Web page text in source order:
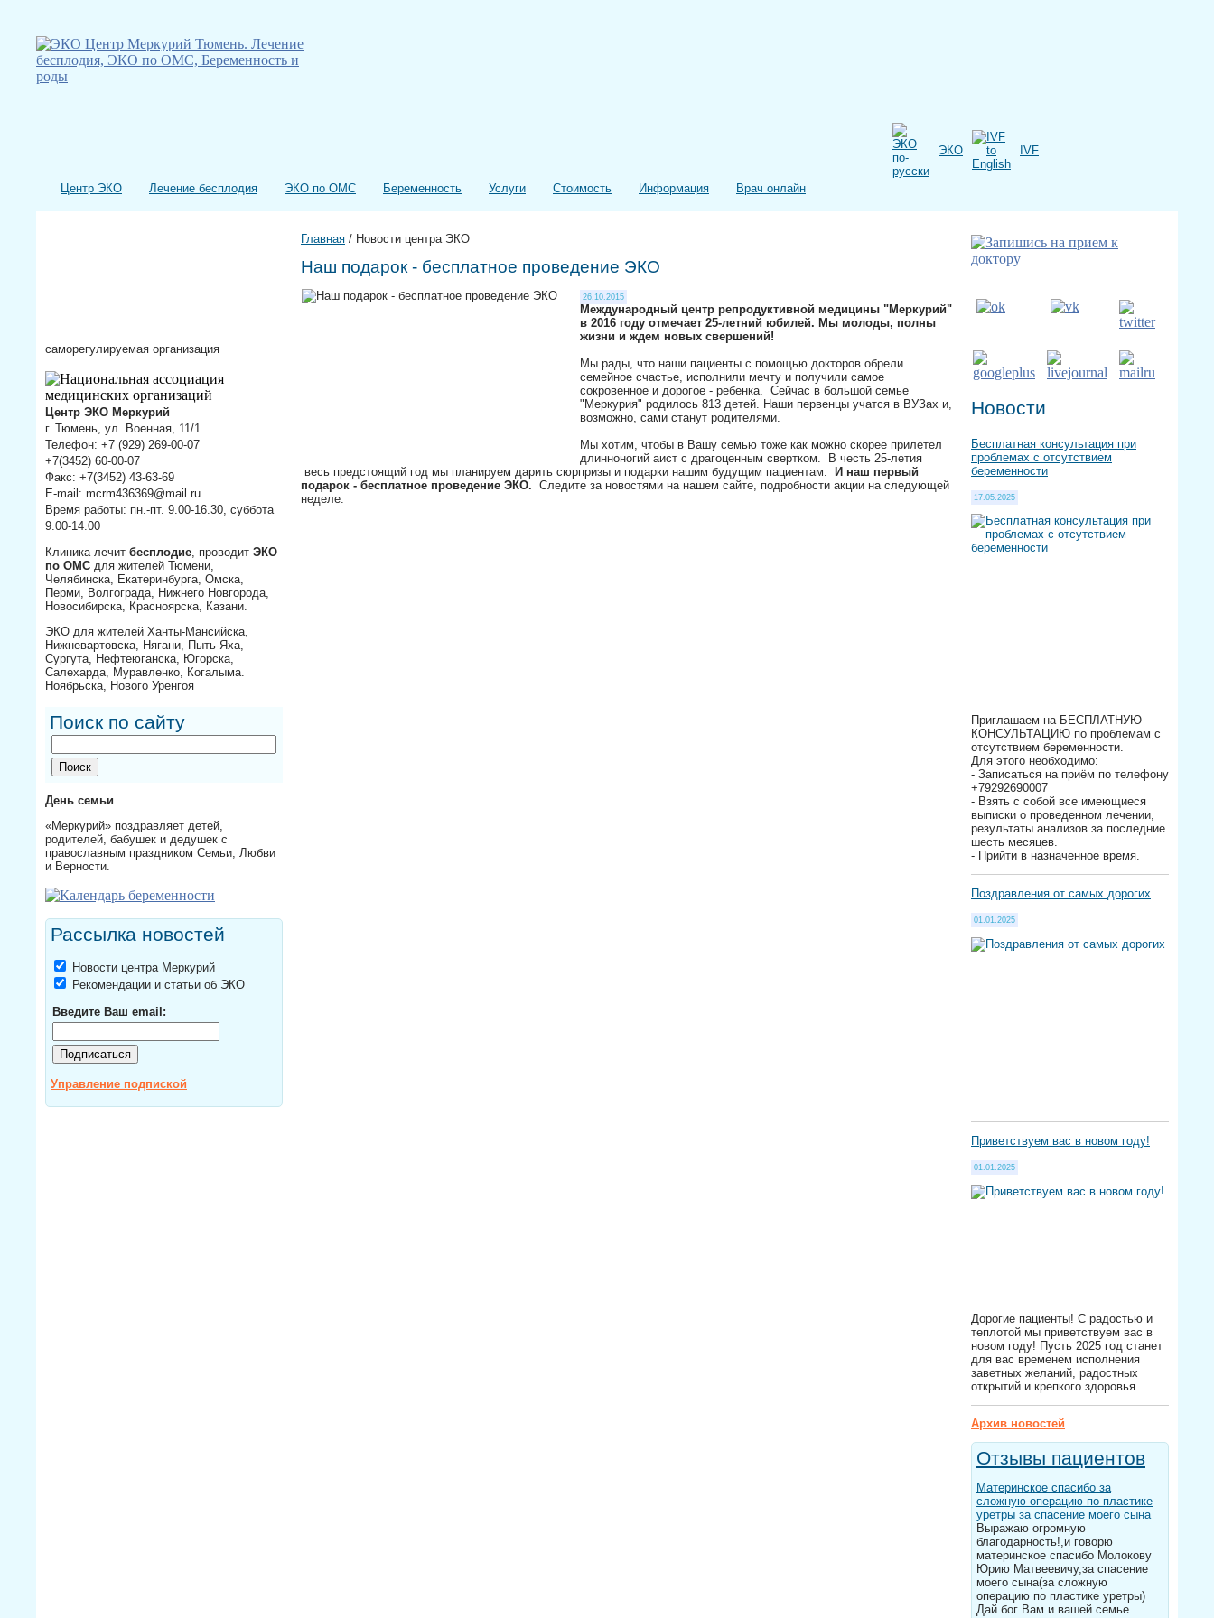
ЭКО IVF
Центр ЭКО Лечение бесплодия ЭКО по ОМС Беременность Услуги Стоимость Информация Врач онлайн
саморегулируемая организация
Центр ЭКО Меркурий
г. Тюмень, ул. Военная, 11/1
Телефон: +7 (929) 269-00-07
+7(3452) 60-00-07
Факс: +7(3452) 43-63-69
E-mail: mcrm436369@mail.ru
Время работы: пн.-пт. 9.00-16.30, суббота
9.00-14.00
Клиника лечит бесплодие , проводит ЭКО
по ОМС для жителей Тюмени,
Челябинска, Екатеринбурга, Омска,
Перми, Волгограда, Нижнего Новгорода,
Новосибирска, Красноярска, Казани.
ЭКО для жителей Ханты-Мансийска,
Нижневартовска, Нягани, Пыть-Яха,
Сургута, Нефтеюганска, Югорска,
Салехарда, Муравленко, Когалыма.
Ноябрьска, Нового Уренгоя
Поиск по сайту
День семьи
«Меркурий» поздравляет детей,
родителей, бабушек и дедушек с
православным праздником Семьи, Любви
и Верности.
Рассылка новостей
Новости центра Меркурий
Рекомендации и статьи об ЭКО
Введите Ваш email:
Управление подпиской
Главная / Новости центра ЭКО
Наш подарок - бесплатное проведение ЭКО
26.10.2015
Международный центр репродуктивной медицины "Меркурий"
в 2016 году отмечает 25-летний юбилей. Мы молоды, полны
жизни и ждем новых свершений!
Мы рады, что наши пациенты с помощью докторов обрели
семейное счастье, исполнили мечту и получили самое
сокровенное и дорогое - ребенка. Сейчас в большой семье
"Меркурия" родилось 813 детей. Наши первенцы учатся в ВУЗах и,
возможно, сами станут родителями.
Мы хотим, чтобы в Вашу семью тоже как можно скорее прилетел
длинноногий аист с драгоценным свертком. В честь 25-летия
весь предстоящий год мы планируем дарить сюрпризы и подарки нашим будущим пациентам. И наш первый
подарок - бесплатное проведение ЭКО. Следите за новостями на нашем сайте, подробности акции на следующей
неделе.
Новости
Бесплатная консультация при
проблемах с отсутствием
беременности
17.05.2025
Приглашаем на БЕСПЛАТНУЮ
КОНСУЛЬТАЦИЮ по проблемам с
отсутствием беременности.
Для этого необходимо:
- Записаться на приём по телефону
+79292690007
- Взять с собой все имеющиеся
выписки о проведенном лечении,
результаты анализов за последние
шесть месяцев.
- Прийти в назначенное время.
Поздравления от самых дорогих
01.01.2025
Приветствуем вас в новом году!
01.01.2025
Дорогие пациенты! С радостью и
теплотой мы приветствуем вас в
новом году! Пусть 2025 год станет
для вас временем исполнения
заветных желаний, радостных
открытий и крепкого здоровья.
Архив новостей
Отзывы пациентов
Материнское спасибо за
сложную операцию по пластике
уретры за спасение моего сына
Выражаю огромную
благодарность!,и говорю
материнское спасибо Молокову
Юрию Матвеевичу,за спасение
моего сына(за сложную
операцию по пластике уретры)
Дай бог Вам и вашей семье